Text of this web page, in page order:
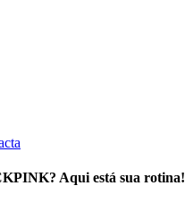
Aqui está sua rotina!